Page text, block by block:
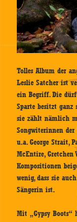
Tolles Album der
Leslie Satcher ist
ein Begriff. Die
Sparte besitzt ganz
sie zählt nämlich
Songwiterinnen
u.a. George Strait,
McEntire,
Kompositionen
wenig, dass sie
Sängerin ist.
Mit „Gypsy